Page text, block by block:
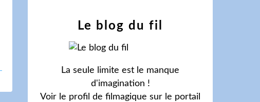
Le blog du fil
La seule limite est le manque
d'imagination !
Voir le profil de filmagique sur le portail